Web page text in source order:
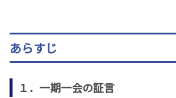
あらすじ
１．一期一会の証言